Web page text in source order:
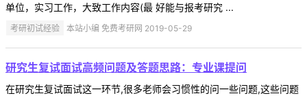
单位，实习工作，大致工作内容(最 好能与报考研究 ...
考研初试经验 本站小编 免费考研网 2019-05-29
研究生复试面试高频问题及答题思路：专业课提问
在研究生复试面试这一环节,很多老师会习惯性的问一些问题,这些问题